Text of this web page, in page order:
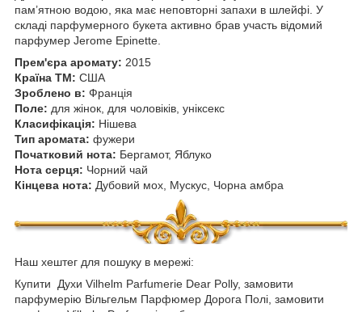
пам’ятною водою, яка має неповторні запахи в шлейфі. У
складі парфумерного букета активно брав участь відомий
парфумер Jerome Epinette.
Прем'єра аромату: 2015
Країна ТМ: США
Зроблено в: Франція
Поле: для жінок, для чоловіків, уніксекс
Класифікація: Нішева
Тип аромата: фужери
Початковий нота: Бергамот, Яблуко
Нота серця: Чорний чай
Кінцева нота: Дубовий мох, Мускус, Чорна амбра
Наш хештег для пошуку в мережі:
Купити Духи Vilhelm Parfumerie Dear Polly, замовити
парфумерію Вільгельм Парфюмер Дорога Полі, замовити